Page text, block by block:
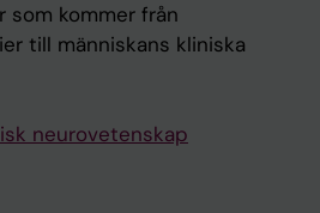
som kommer från
till människans kliniska
neurovetenskap